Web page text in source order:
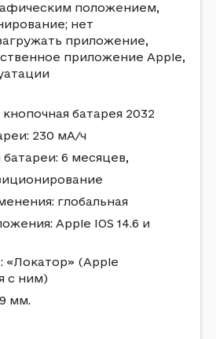
положением,
нет
приложение,
приложение Apple,
батарея 2032
230 мА/ч
6 месяцев,
глобальная
Apple IOS 14.6 и
«Локатор» (Apple
с ним)
9 мм.